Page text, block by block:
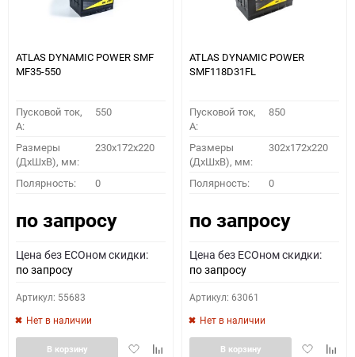
ATLAS DYNAMIC POWER SMF
MF35-550
Пусковой ток,
A:
550
Размеры
(ДхШхВ), мм:
230x172x220
Полярность: 0
по запросу
Цена без ECOном скидки:
по запросу
Артикул: 55683
Нет в наличии
ДобавитьДобавить
В корзину
ATLAS DYNAMIC POWER
SMF118D31FL
Пусковой ток,
A:
850
Размеры
(ДхШхВ), мм:
302x172x220
Полярность: 0
по запросу
Цена без ECOном скидки:
по запросу
Артикул: 63061
Нет в наличии
Добавить
В корзину